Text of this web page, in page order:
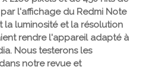
l'affichage du Redmi Note
la luminosité et la résolution
rendre l'appareil adapté à
Nous testerons les
notre revue et